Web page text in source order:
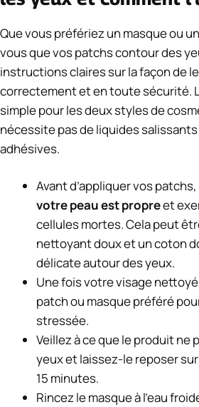
Que vous préfériez un masque ou
vous que vos patchs contour des
instructions claires sur la façon de
correctement et en toute sécurité.
simple pour les deux styles de
nécessite pas de liquides
adhésives.
Avant d’appliquer vos patchs,
votre peau est propreet
cellules mortes. Cela peut
nettoyant doux et un coton
délicate autour des yeux.
Une fois votre visage
patch ou masque préféré
stressée.
Veillez à ce que le produit ne
yeux et laissez-le reposer
15 minutes.
Rincez le masque à l’eau